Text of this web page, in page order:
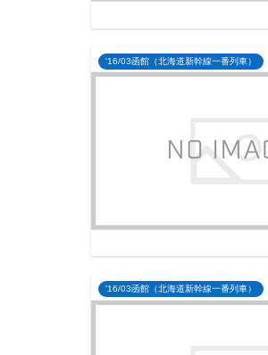
'16/03函館（北海道新幹線一番列車）
'16/03函館（北海道新幹線一番列車）